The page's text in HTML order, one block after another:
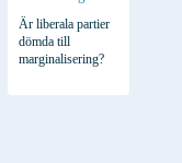
Är liberala partier
dömda till
marginalisering?